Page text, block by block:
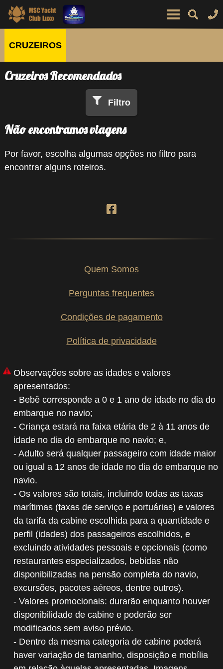
CRUZEIROS
Cruzeiros Recomendados
Filtro
Não encontramos viagens
Por favor, escolha algumas opções no filtro para
encontrar alguns roteiros.
Quem Somos
Perguntas frequentes
Condições de pagamento
Política de privacidade
Observações sobre as idades e valores
apresentados:
- Bebê corresponde a 0 e 1 ano de idade no dia do
embarque no navio;
- Criança estará na faixa etária de 2 à 11 anos de
idade no dia do embarque no navio; e,
- Adulto será qualquer passageiro com idade maior
ou igual a 12 anos de idade no dia do embarque no
navio.
- Os valores são totais, incluindo todas as taxas
marítimas (taxas de serviço e portuárias) e valores
da tarifa da cabine escolhida para a quantidade e
perfil (idades) dos passageiros escolhidos, e
excluindo atividades pessoais e opcionais (como
restaurantes especializados, bebidas não
disponibilizadas na pensão completa do navio,
excursões, pacotes aéreos, dentre outros).
- Valores promocionais: durarão enquanto houver
disponibilidade de cabine e poderão ser
modificados sem aviso prévio.
- Dentro da mesma categoria de cabine poderá
haver variação de tamanho, disposição e mobília